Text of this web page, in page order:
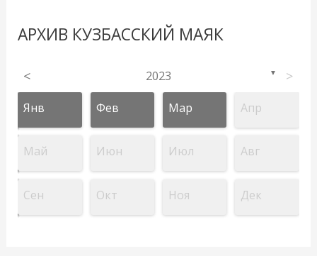
АРХИВ КУЗБАССКИЙ МАЯК
< 2023 ▼ >
Янв Фев Мар Апр
Май Июн Июл Авг
Сен Окт Ноя Дек